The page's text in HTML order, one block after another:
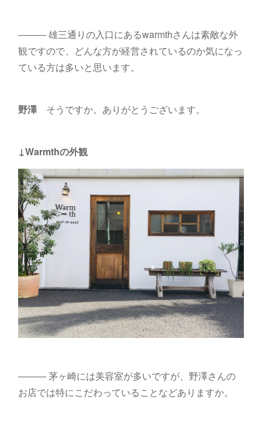
――― 雄三通りの入口にあるwarmthさんは素敵な外
観ですので、どんな方が経営されているのか気になっ
ている方は多いと思います。
野澤そうですか。ありがとうございます。
↓Warmthの外観
――― 茅ヶ崎には美容室が多いですが、野澤さんの
お店では特にこだわっていることなどありますか。